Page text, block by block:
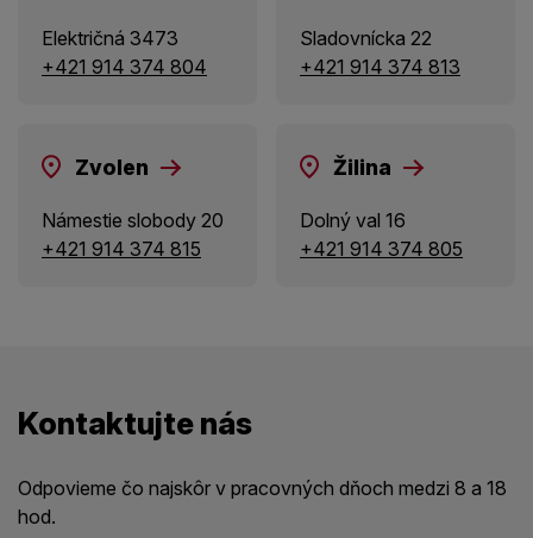
Električná 3473
+421 914 374 804
Sladovnícka 22
+421 914 374 813
Zvolen
Námestie slobody 20
+421 914 374 815
Žilina
Dolný val 16
+421 914 374 805
Kontaktujte nás
Odpovieme čo najskôr v pracovných dňoch medzi 8 a 18
hod.